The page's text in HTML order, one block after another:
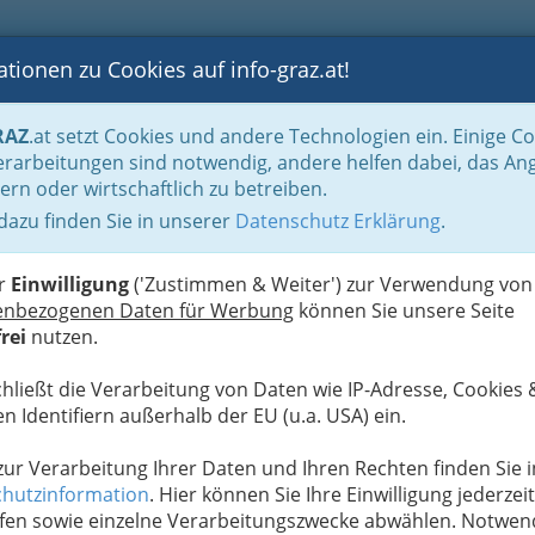
BLOGS FOTOS GASTRONOMIE BRANCHEN
zu Cookies auf info-graz.at!
.at setzt Cookies und andere Technologien ein. Einige
sind notwendig, andere helfen dabei, das
oder wirtschaftlich zu betreiben.
finden Sie in unserer Datenschutz Erklärung.
Einwilligung('Zustimmen & Weiter') zur Verwendung von
Daten für Werbung können Sie unsere Seite
nutzen.
die Verarbeitung von Daten wie IP-Adresse, Cookies
Identifiern außerhalb der EU (u.a. USA) ein.
Verarbeitung Ihrer Daten und Ihren Rechten finden Sie
. Hier können Sie Ihre Einwilligung jederzeit
sowie einzelne Verarbeitungszwecke abwählen.
& Handwerk, Gliederung der WKO Allg. FG des Gewerbes Astrologie